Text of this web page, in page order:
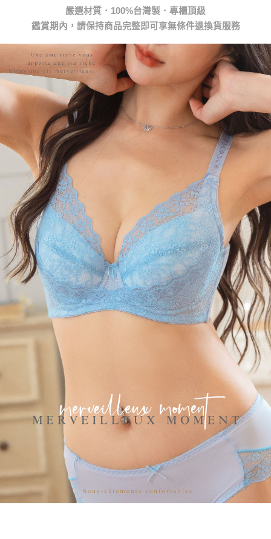
鑑賞期內，請保持商品完整即可享無條件退換貨服務